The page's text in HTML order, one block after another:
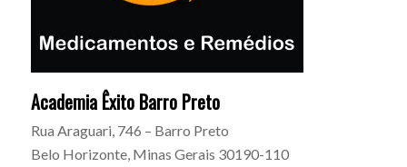
Academia Êxito Barro Preto
Rua Araguari, 746 – Barro Preto
Belo Horizonte, Minas Gerais 30190-110